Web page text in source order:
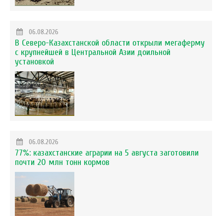
06.08.2026
В Северо-Казахстанской области открыли мегаферму
с крупнейшей в Центральной Азии доильной
установкой
06.08.2026
77%: казахстанские аграрии на 5 августа заготовили
почти 20 млн тонн кормов